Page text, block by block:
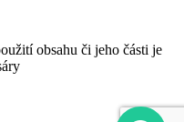
obsahu či jeho části je